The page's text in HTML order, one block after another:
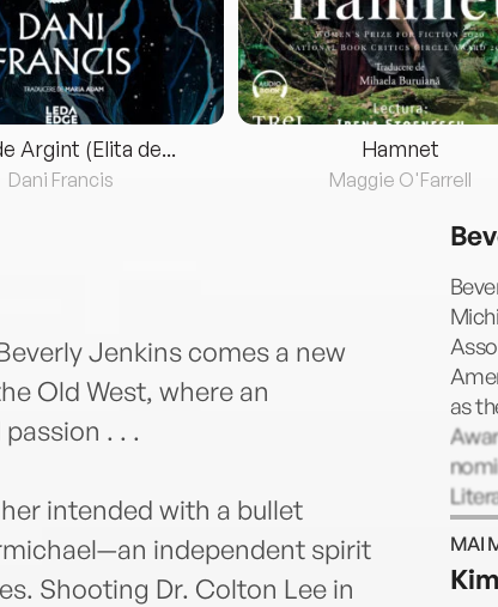
Argint (Elita de...
Dani Francis
Hamnet
Maggie O'Farrell
Jenkins comes a new
Old West, where an
. . .
intended with a bullet
independent spirit
Shooting Dr. Colton Lee in
as
MAI